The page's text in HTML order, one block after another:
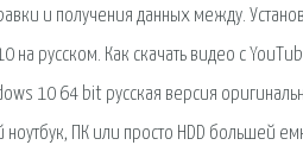
и получения данных между.
на русском. Как скачать видео с
10 64 bit русская версия
ноутбук, ПК или просто HDD большей